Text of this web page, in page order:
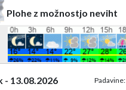
Plohe z možnostjo neviht
13.08.2026 Padavine: